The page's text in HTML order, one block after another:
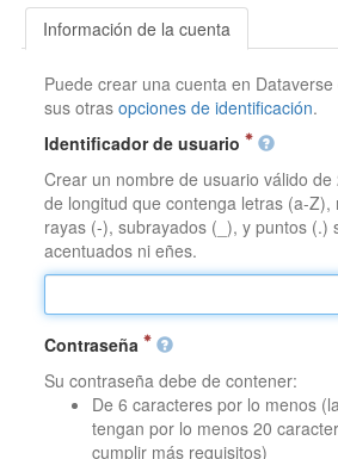
Información de la cuenta
Puede crear una cuenta en
sus otrasopciones de identificación.
Identificador de usuario
Crear un nombre de usuario válido
de longitud que contenga letras (a-Z),
rayas (-), subrayados (_), y puntos (.)
acentuados ni eñes.
Contraseña
Su contraseña debe de contener:
De 6 caracteres por lo menos
tengan por lo menos 20
cumplir más requisitos)